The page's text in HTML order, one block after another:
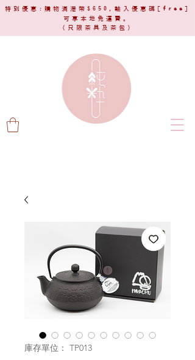
特別優惠:購物滿港幣$650,輸入優惠碼[ free ]
可享本地免運費。
(只限茶具及茶包)​
庫存單位： TP013